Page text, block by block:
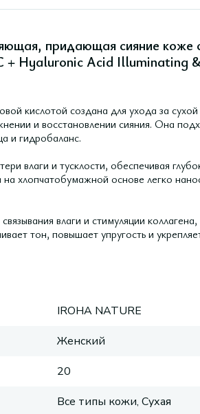
придающая сияние коже
+ Hyaluronic Acid Illuminating
кислотой создана для ухода за
и восстановлении сияния. Она
и гидробаланс.
влаги и тусклости, обеспечивая
хлопчатобумажной основе легко
влаги и стимуляции
тон, повышает упругость и
IROHA NATURE
Женский
20
Все типы кожи, Сухая